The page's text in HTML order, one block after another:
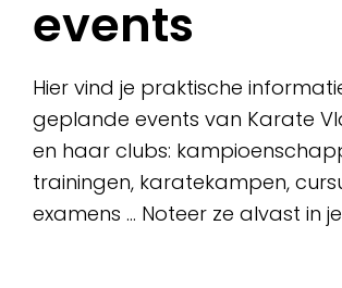
events
Hier vind je praktische
geplande events van Karate
en haar clubs:
trainingen, karatekampen,
examens … Noteer ze alvast in